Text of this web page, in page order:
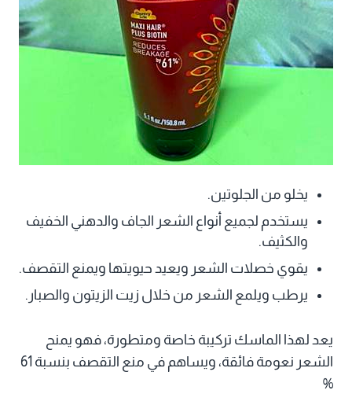
يخلو من الجلوتين.
يستخدم لجميع أنواع الشعر الجاف والدهني الخفيف
والكثيف.
يقوي خصلات الشعر ويعيد حيويتها ويمنع التقصف.
يرطب ويلمع الشعر من خلال زيت الزيتون والصبار.
يعد لهذا الماسك تركيبة خاصة ومتطورة، فهو يمنح
الشعر نعومة فائقة، ويساهم في منع التقصف بنسبة 61
%